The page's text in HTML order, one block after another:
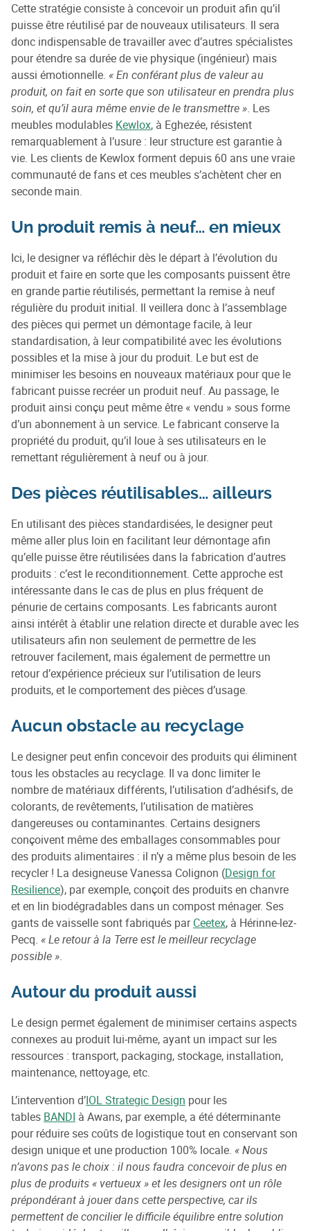
Cette stratégie consiste à concevoir un produit afin qu’il
puisse être réutilisé par de nouveaux utilisateurs. Il sera
donc indispensable de travailler avec d’autres spécialistes
pour étendre sa durée de vie physique (ingénieur) mais
aussi émotionnelle. « En conférant plus de valeur au
produit, on fait en sorte que son utilisateur en prendra plus
soin, et qu’il aura même envie de le transmettre ». Les
meubles modulables Kewlox, à Eghezée, résistent
remarquablement à l’usure : leur structure est garantie à
vie. Les clients de Kewlox forment depuis 60 ans une vraie
communauté de fans et ces meubles s’achètent cher en
seconde main.
Un produit remis à neuf… en mieux
Ici, le designer va réfléchir dès le départ à l’évolution du
produit et faire en sorte que les composants puissent être
en grande partie réutilisés, permettant la remise à neuf
régulière du produit initial. Il veillera donc à l’assemblage
des pièces qui permet un démontage facile, à leur
standardisation, à leur compatibilité avec les évolutions
possibles et la mise à jour du produit. Le but est de
minimiser les besoins en nouveaux matériaux pour que le
fabricant puisse recréer un produit neuf. Au passage, le
produit ainsi conçu peut même être « vendu » sous forme
d’un abonnement à un service. Le fabricant conserve la
propriété du produit, qu’il loue à ses utilisateurs en le
remettant régulièrement à neuf ou à jour.
Des pièces réutilisables… ailleurs
En utilisant des pièces standardisées, le designer peut
même aller plus loin en facilitant leur démontage afin
qu’elle puisse être réutilisées dans la fabrication d’autres
produits : c’est le reconditionnement. Cette approche est
intéressante dans le cas de plus en plus fréquent de
pénurie de certains composants. Les fabricants auront
ainsi intérêt à établir une relation directe et durable avec les
utilisateurs afin non seulement de permettre de les
retrouver facilement, mais également de permettre un
retour d’expérience précieux sur l’utilisation de leurs
produits, et le comportement des pièces d’usage.
Aucun obstacle au recyclage
Le designer peut enfin concevoir des produits qui éliminent
tous les obstacles au recyclage. Il va donc limiter le
nombre de matériaux différents, l’utilisation d’adhésifs, de
colorants, de revêtements, l’utilisation de matières
dangereuses ou contaminantes. Certains designers
conçoivent même des emballages consommables pour
des produits alimentaires : il n’y a même plus besoin de les
recycler ! La designeuse Vanessa Colignon (Design for
Resilience), par exemple, conçoit des produits en chanvre
et en lin biodégradables dans un compost ménager. Ses
gants de vaisselle sont fabriqués parCeetex, à Hérinne-lez-
Pecq. « Le retour à la Terre est le meilleur recyclage
possible ».
Autour du produit aussi
Le design permet également de minimiser certains aspects
connexes au produit lui-même, ayant un impact sur les
ressources : transport, packaging, stockage, installation,
maintenance, nettoyage, etc.
L’intervention d’IOL Strategic Design pour les
tables BANDI à Awans, par exemple, a été déterminante
pour réduire ses coûts de logistique tout en conservant son
design unique et une production 100% locale. « Nous
n’avons pas le choix : il nous faudra concevoir de plus en
plus de produits « vertueux » et les designers ont un rôle
prépondérant à jouer dans cette perspective, car ils
permettent de concilier le difficile équilibre entre solution